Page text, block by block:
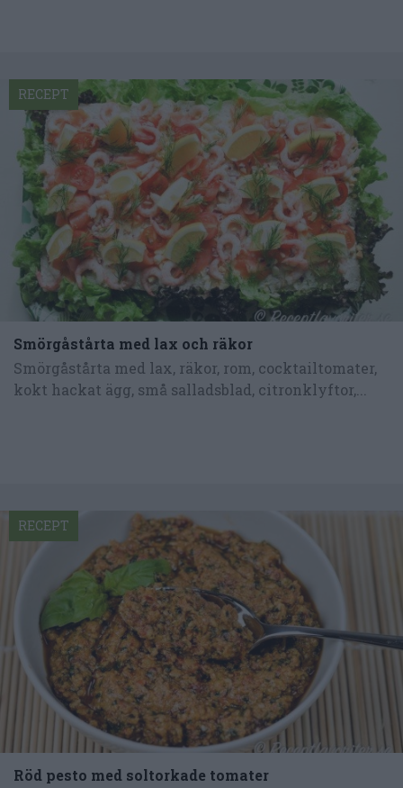
Smörgåstårta med lax och räkor
Smörgåstårta med lax, räkor, rom, cocktailtomater,
kokt hackat ägg, små salladsblad, citronklyftor,...
RECEPT
Röd pesto med soltorkade tomater
RECEPT